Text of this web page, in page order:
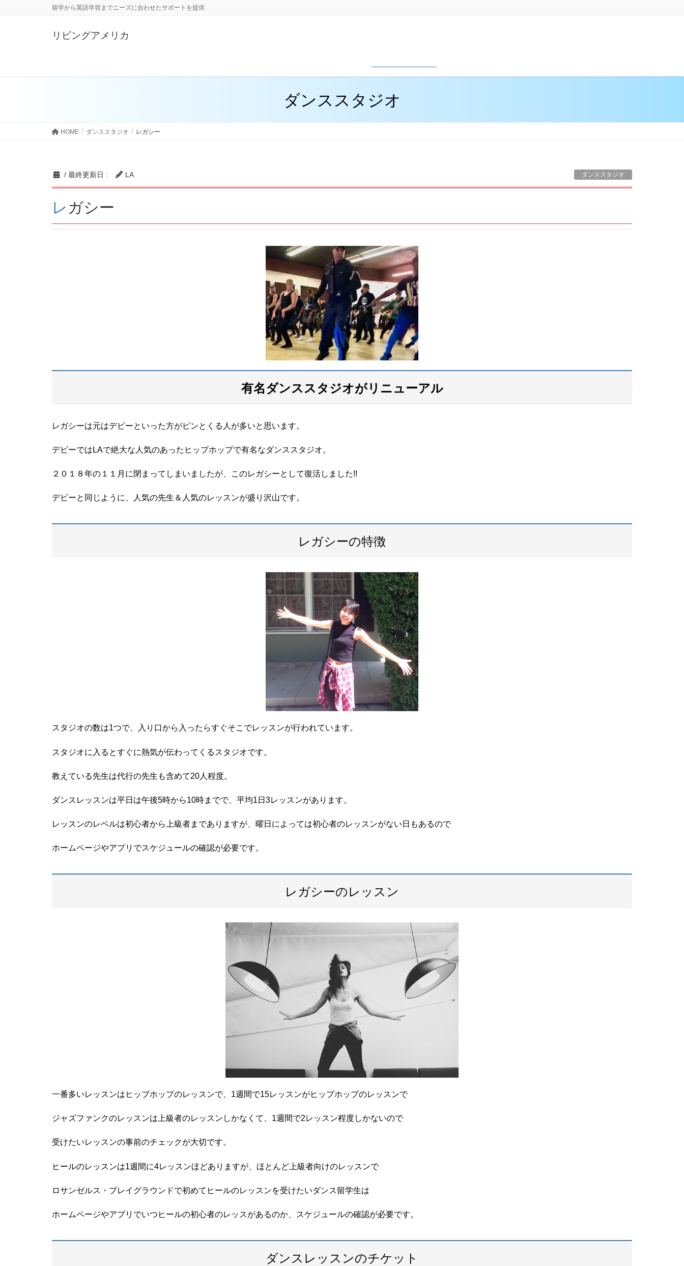
留学から英語学習までニーズに合わせたサポートを提供
リビングアメリカ
ダンススタジオ
HOME ダンススタジオ レガシー
/ 最終更新日 : LA ダンススタジオ
レガシー
有名ダンススタジオがリニューアル
レガシーは元はデビーといった方がピンとくる人が多いと思います。
デビーではLAで絶大な人気のあったヒップホップで有名なダンススタジオ。
２０１８年の１１月に閉まってしまいましたが、このレガシーとして復活しました!!
デビーと同じように、人気の先生＆人気のレッスンが盛り沢山です。
レガシーの特徴
スタジオの数は1つで、入り口から入ったらすぐそこでレッスンが行われています。
スタジオに入るとすぐに熱気が伝わってくるスタジオです。
教えている先生は代行の先生も含めて20人程度。
ダンスレッスンは平日は午後5時から10時までで、平均1日3レッスンがあります。
レッスンのレベルは初心者から上級者までありますが、曜日によっては初心者のレッスンがない日もあるので
ホームページやアプリでスケジュールの確認が必要です。
レガシーのレッスン
一番多いレッスンはヒップホップのレッスンで、1週間で15レッスンがヒップホップのレッスンで
ジャズファンクのレッスンは上級者のレッスンしかなくて、1週間で2レッスン程度しかないので
受けたいレッスンの事前のチェックが大切です。
ヒールのレッスンは1週間に4レッスンほどありますが、ほとんど上級者向けのレッスンで
ロサンゼルス・プレイグラウンドで初めてヒールのレッスンを受けたいダンス留学生は
ホームページやアプリでいつヒールの初心者のレッスがあるのか、スケジュールの確認が必要です。
ダンスレッスンのチケット